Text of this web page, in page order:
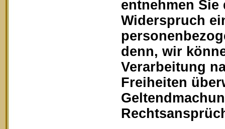
entnehmen
Widerspruch
denn, wir
Verarbeitung
Freiheiten